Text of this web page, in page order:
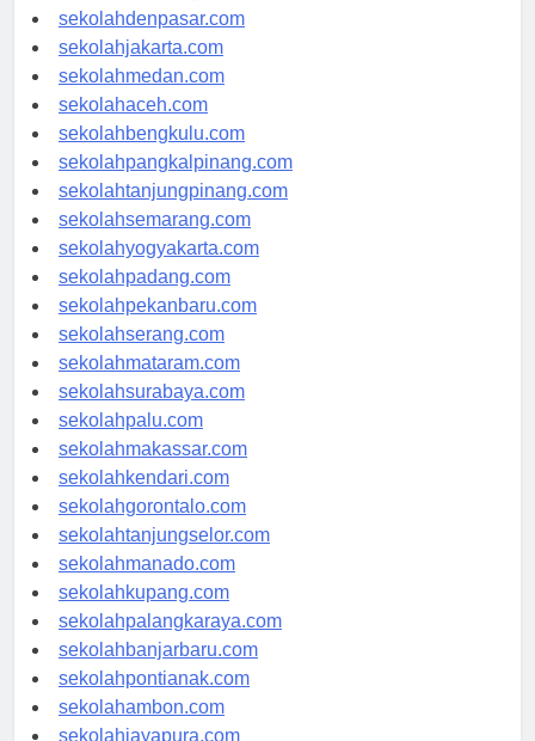
sekolahbandung.com
sekolahdenpasar.com
sekolahjakarta.com
sekolahmedan.com
sekolahaceh.com
sekolahbengkulu.com
sekolahpangkalpinang.com
sekolahtanjungpinang.com
sekolahsemarang.com
sekolahyogyakarta.com
sekolahpadang.com
sekolahpekanbaru.com
sekolahserang.com
sekolahmataram.com
sekolahsurabaya.com
sekolahpalu.com
sekolahmakassar.com
sekolahkendari.com
sekolahgorontalo.com
sekolahtanjungselor.com
sekolahmanado.com
sekolahkupang.com
sekolahpalangkaraya.com
sekolahbanjarbaru.com
sekolahpontianak.com
sekolahambon.com